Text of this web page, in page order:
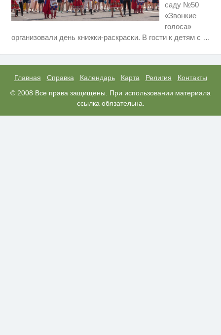
саду №50
«Звонкие
голоса»
организовали день книжки-раскраски. В гости к детям с …
Главная Справка Календарь Карта Религия
Контакты
© 2008 Все права защищены. При использовании материала
ссылка обязательна.
а смеяться вы будете долго
i
Ржу не переставая, это видео
пересмотришь не раз